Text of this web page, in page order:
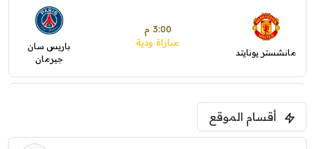
مانشستر يونايتد
3:00 م
مباراة ودية
باريس سان
جيرمان
فرينتسفاروشي
ودية( ابو ظبي الرياضية -TV )
أقسام الموقع